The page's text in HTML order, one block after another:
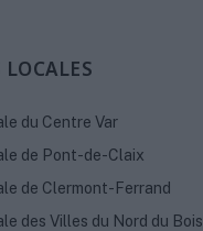
du Centre Var
de Pont-de-Claix
de Clermont-Ferrand
des Villes du Nord du Bois